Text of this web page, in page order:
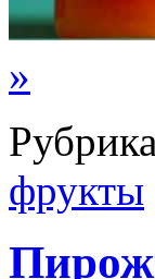
»
фрукты